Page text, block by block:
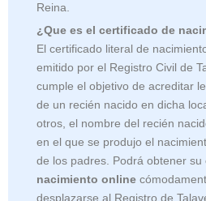
Reina.
¿Que es el certificado de
El certificado literal de
emitido por el Registro Civil de
cumple el objetivo de acreditar
de un recién nacido en dicha
otros, el nombre del recién
en el que se produjo el
de los padres. Podrá obtener su
nacimiento online
desplazarse al Registro de